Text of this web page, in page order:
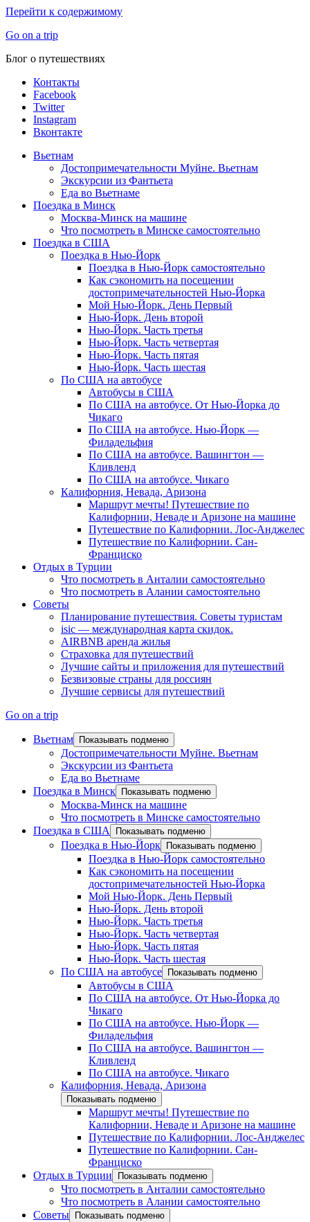
Перейти к содержимому
Go on a trip
Блог о путешествиях
Контакты
Facebook
Twitter
Instagram
Вконтакте
Вьетнам
Достопримечательности Муйне. Вьетнам
Экскурсии из Фантьета
Еда во Вьетнаме
Поездка в Минск
Москва-Минск на машине
Что посмотреть в Минске самостоятельно
Поездка в США
Поездка в Нью-Йорк
Поездка в Нью-Йорк самостоятельно
Как сэкономить на посещении
достопримечательностей Нью-Йорка
Мой Нью-Йорк. День Первый
Нью-Йорк. День второй
Нью-Йорк. Часть третья
Нью-Йорк. Часть четвертая
Нью-Йорк. Часть пятая
Нью-Йорк. Часть шестая
По США на автобусе
Автобусы в США
По США на автобусе. От Нью-Йорка до
Чикаго
По США на автобусе. Нью-Йорк —
Филадельфия
По США на автобусе. Вашингтон —
Кливленд
По США на автобусе. Чикаго
Калифорния, Невада, Аризона
Маршрут мечты! Путешествие по
Калифорнии, Неваде и Аризоне на машине
Путешествие по Калифорнии. Лос-Анджелес
Путешествие по Калифорнии. Сан-
Франциско
Отдых в Турции
Что посмотреть в Анталии самостоятельно
Что посмотреть в Алании самостоятельно
Советы
Планирование путешествия. Советы туристам
isic — международная карта скидок.
AIRBNB аренда жилья
Страховка для путешествий
Лучшие сайты и приложения для путешествий
Безвизовые страны для россиян
Лучшие сервисы для путешествий
Go on a trip
Вьетнам Показывать подменю
Достопримечательности Муйне. Вьетнам
Экскурсии из Фантьета
Еда во Вьетнаме
Поездка в Минск
Показывать подменю
Москва-Минск на машине
Что посмотреть в Минске самостоятельно
Поездка в США
Показывать подменю
Поездка в Нью-Йорк Показывать подменю
Поездка в Нью-Йорк самостоятельно
Как сэкономить на посещении
достопримечательностей Нью-Йорка
Мой Нью-Йорк. День Первый
Нью-Йорк. День второй
Нью-Йорк. Часть третья
Нью-Йорк. Часть четвертая
Нью-Йорк. Часть пятая
Нью-Йорк. Часть шестая
По США на автобусе
Показывать подменю
Автобусы в США
По США на автобусе. От Нью-Йорка до
Чикаго
По США на автобусе. Нью-Йорк —
Филадельфия
По США на автобусе. Вашингтон —
Кливленд
По США на автобусе. Чикаго
Калифорния, Невада, Аризона
Показывать подменю
Маршрут мечты! Путешествие по
Калифорнии, Неваде и Аризоне на машине
Путешествие по Калифорнии. Лос-Анджелес
Путешествие по Калифорнии. Сан-
Франциско
Отдых в Турции
Показывать подменю
Что посмотреть в Анталии самостоятельно
Что посмотреть в Алании самостоятельно
Советы
Показывать подменю